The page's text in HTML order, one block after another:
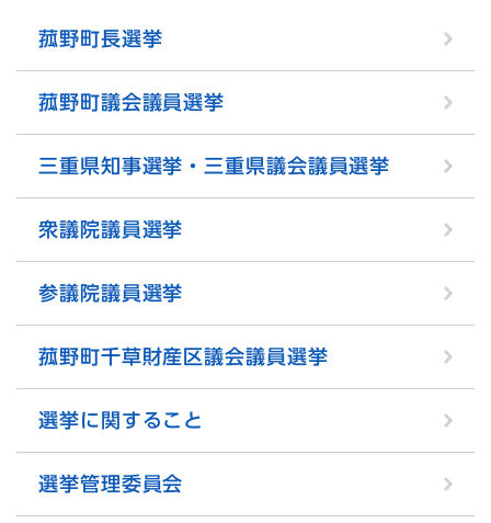
菰野町長選挙
菰野町議会議員選挙
三重県知事選挙・三重県議会議員選挙
衆議院議員選挙
参議院議員選挙
菰野町千草財産区議会議員選挙
選挙に関すること
選挙管理委員会